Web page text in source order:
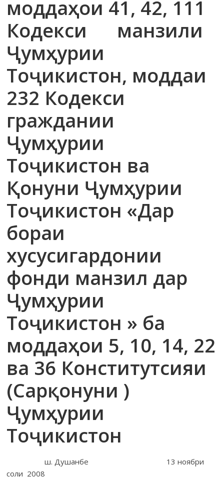
моддаҳои 41, 42, 111
Кодекси манзили
Ҷумҳурии
Тоҷикистон, моддаи
232 Кодекси
граждании
Ҷумҳурии
Тоҷикистон ва
Қонуни Ҷумҳурии
Тоҷикистон «Дар
бораи
хусусигардонии
фонди манзил дар
Ҷумҳурии
Тоҷикистон » ба
моддаҳои 5, 10, 14, 22
ва 36 Конститутсияи
(Сарқонуни )
Ҷумҳурии
Тоҷикистон
ш. Душанбе 13 ноябри
соли 2008